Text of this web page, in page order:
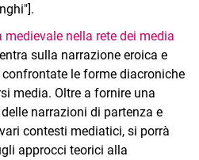
nella rete dei media
sulla narrazione eroica e
le forme diacroniche
media. Oltre a fornire una
narrazioni di partenza e
contesti mediatici, si porrà
approcci teorici alla